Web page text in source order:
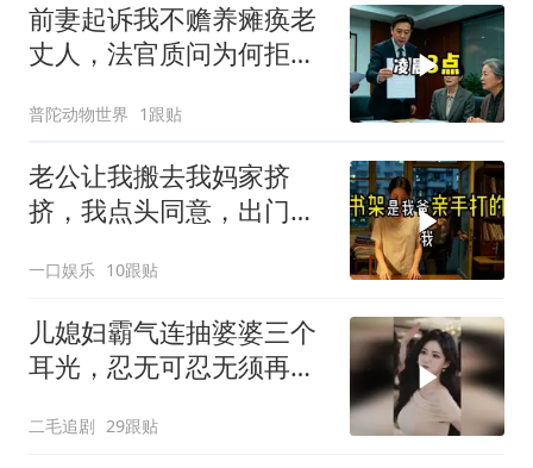
前妻起诉我不赡养瘫痪老
丈人，法官质问为何拒不
普陀动物世界 1跟贴
老公让我搬去我妈家挤
挤，我点头同意，出门时
把车钥匙
一口娱乐 10跟贴
儿媳妇霸气连抽婆婆三个
耳光，忍无可忍无须再
二毛追剧 29跟贴